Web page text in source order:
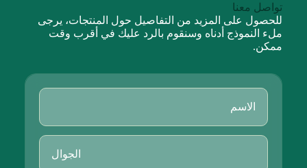
تواصل معنا
للحصول على المزيد من التفاصيل حول المنتجات، يرجى
ملء النموذج أدناه وسنقوم بالرد عليك في أقرب وقت
ممكن.